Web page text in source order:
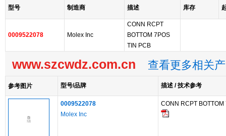
型号 制造商 描述 库存
0009522078 Molex Inc
CONN RCPT
BOTTOM 7POS
TIN PCB
www.szcwdz.com.cn 查看更多相关
参考图片 型号/品牌 描述 / 技术参考
0009522078
Molex Inc
CONN RCPT BOTTOM